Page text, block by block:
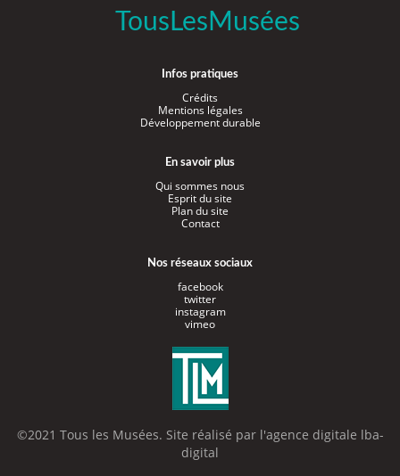
TousLesMusées
Infos pratiques
Crédits
Mentions légales
Développement durable
En savoir plus
Qui sommes nous
Esprit du site
Plan du site
Contact
Nos réseaux sociaux
facebook
twitter
instagram
vimeo
©2021 Tous les Musées. Site réalisé par l'agence digitale lba-
digital